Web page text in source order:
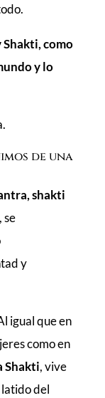
como
y lo
de una
shakti
se
y
igual que en
como en
Shakti, vive
latido del